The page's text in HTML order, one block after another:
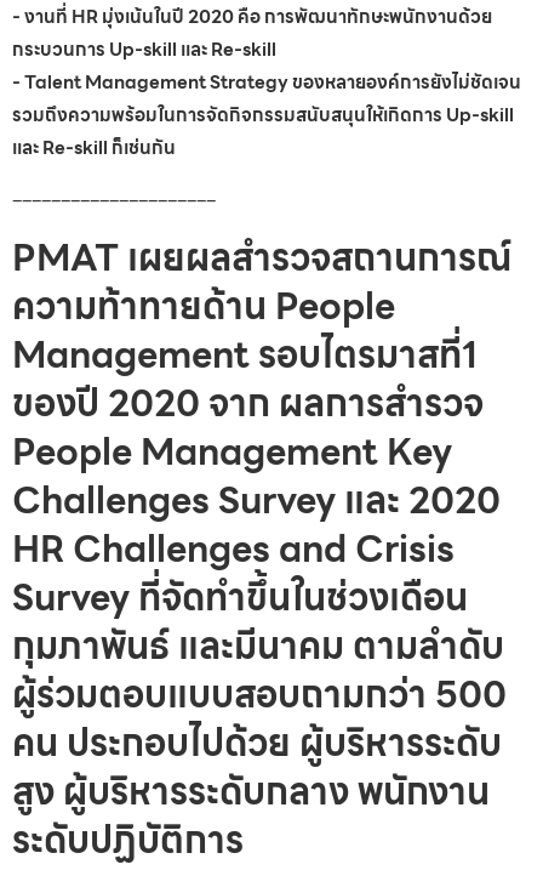
- งานที่ HR มุ่งเน้นในปี 2020 คือ การพัฒนาทักษะพนักงานด้วย
กระบวนการ Up-skill และ Re-skill
- Talent Management Strategy ของหลายองค์การยังไม่ชัดเจน
รวมถึงความพร้อมในการจัดกิจกรรมสนับสนุนให้เกิดการ Up-skill
และ Re-skill ก็เช่นกัน
PMAT เผยผลสำรวจสถานการณ์
ความท้าทายด้าน People
Management รอบไตรมาสที่1
ของปี 2020 จาก ผลการสำรวจ
People Management Key
Challenges Survey และ 2020
HR Challenges and Crisis
Survey ที่จัดทำขึ้นในช่วงเดือน
กุมภาพันธ์ และมีนาคม ตามลำดับ
ผู้ร่วมตอบแบบสอบถามกว่า 500
คน ประกอบไปด้วย ผู้บริหารระดับ
สูง ผู้บริหารระดับกลาง พนักงาน
ระดับปฏิบัติการ